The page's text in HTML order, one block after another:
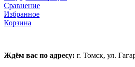
Сравнение
Избранное
Корзина
Ждём вас по адресу: г. Томск, ул.